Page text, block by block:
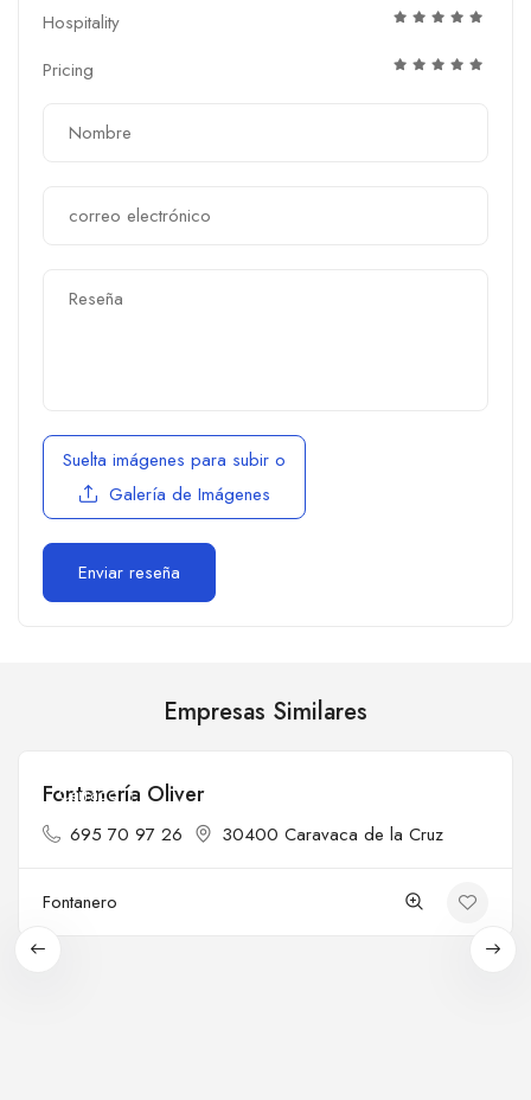
Hospitality
Pricing
Suelta imágenes para subir o
Galería de Imágenes
Empresas Similares
Cerrado
Fontanería Oliver
695 70 97 26 30400 Caravaca de la Cruz
Fontanero